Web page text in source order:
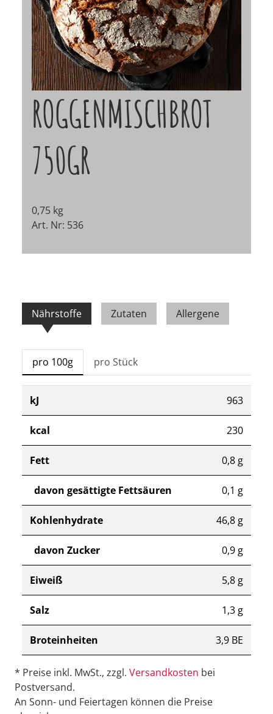
ROGGENMISCHBROT
750GR
0,75 kg
Art. Nr: 536
Nährstoffe Zutaten Allergene
pro 100g pro Stück
kJ 963
kcal 230
Fett 0,8 g
davon gesättigte Fettsäuren 0,1 g
Kohlenhydrate 46,8 g
davon Zucker 0,9 g
Eiweiß 5,8 g
Salz 1,3 g
Broteinheiten 3,9 BE
* Preise inkl. MwSt., zzgl. Versandkosten bei
Postversand.
An Sonn- und Feiertagen können die Preise